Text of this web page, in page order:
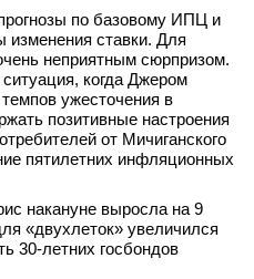
по базовому ИПЦ и
изменения ставки. Для
неприятным сюрпризом.
когда Джером
ужесточения в
позитивные настроения
от Мичиганского
пятилетних инфляционных
накануне выросла на 9
«двухлеток» увеличился
30-летних госбондов